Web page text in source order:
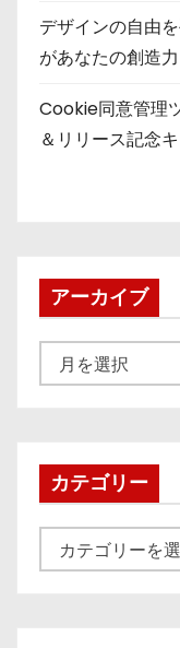
デザインの自由
があなたの創造
Cookie同意管理
＆リリース記念
アーカイブ
ー
ブカテゴリー
テ